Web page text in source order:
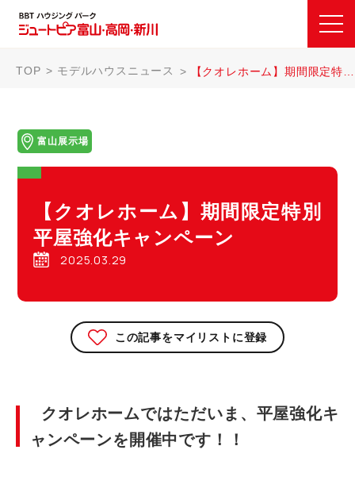
TOP モデルハウスニュース 【クオレホーム】期間限定特別 平屋強化キャンペーン
富山展示場
【クオレホーム】期間限定特別
平屋強化キャンペーン
2025.03.29
この記事をマイリストに登録
クオレホームではただいま、平屋強化キ
ャンペーンを開催中です！！